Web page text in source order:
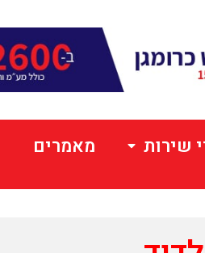
שירות מאמרים